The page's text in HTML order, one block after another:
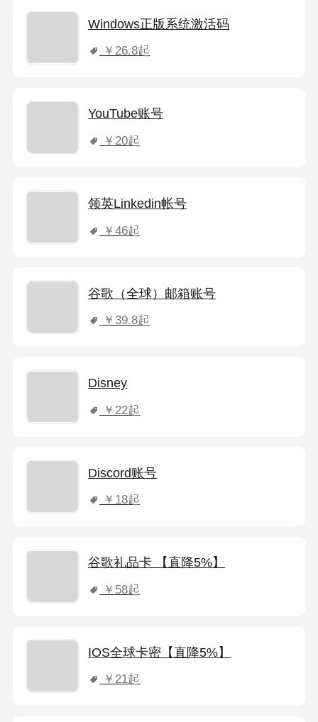
Windows正版系统激活码
￥26.8起
YouTube账号
￥20起
领英Linkedin帐号
￥46起
谷歌（全球）邮箱账号
￥39.8起
Disney
￥22起
Discord账号
￥18起
谷歌礼品卡 【直降5%】
￥58起
IOS全球卡密【直降5%】
￥21起